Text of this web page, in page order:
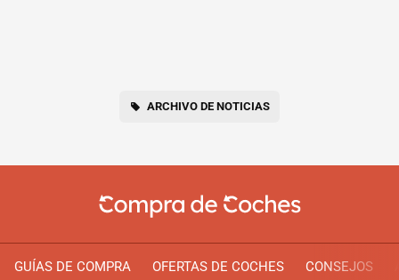
ARCHIVO DE NOTICIAS
GUÍAS DE COMPRA OFERTAS DE COCHES CONSEJOS